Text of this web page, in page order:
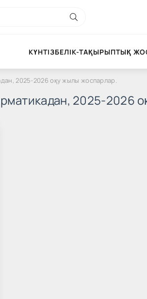
КҮНТІЗБЕЛІК-ТАҚЫРЫПТЫҚ
2025-2026 оқу жылы жоспарлар.
2025-2026